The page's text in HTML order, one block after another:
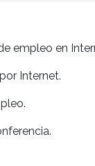
empleo en
Internet.